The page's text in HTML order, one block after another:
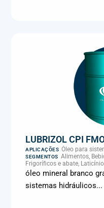
LUBRIZOL CPI
APLICAÇÕES Óleo para
SEGMENTOS Alimentos,
Frigoríficos e abate,
refrigeração comercial
óleo mineral branco
sistemas hidráulicos...